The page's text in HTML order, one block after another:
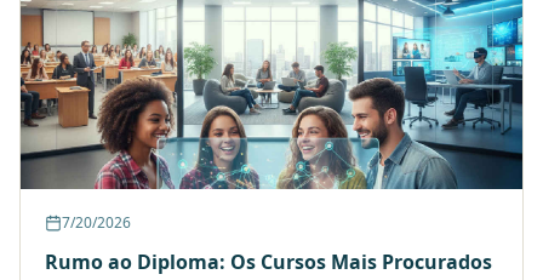
7/20/2026
Rumo ao Diploma: Os Cursos Mais Procurados